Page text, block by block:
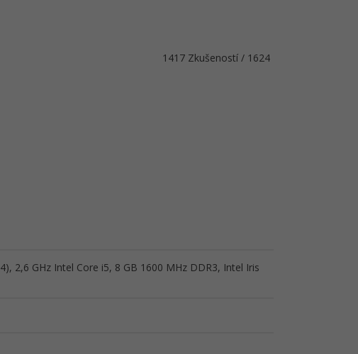
1417 Zkušeností / 1624
2,6 GHz Intel Core i5, 8 GB 1600 MHz DDR3, Intel Iris